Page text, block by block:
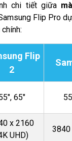
chi tiết giữa
Flip Pro
Flip
2
65"
x 2160
UHD)
3840